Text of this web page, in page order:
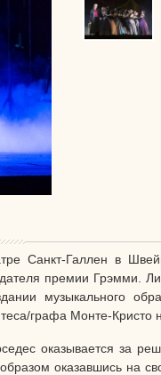
Санкт-Галлен в
премии Грэмми.
музыкального
графа Монте-Кристо
оказывается за
оказавшись на